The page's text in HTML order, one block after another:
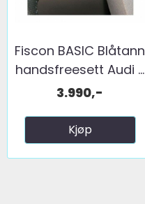
Fiscon BASIC Blåtann
handsfreesett Audi ...
3.990,-
Kjøp